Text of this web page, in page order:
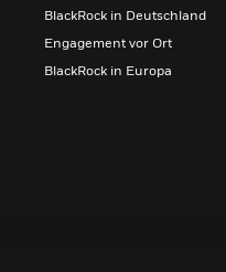
BlackRock in Deutschland
Engagement vor Ort
BlackRock in Europa